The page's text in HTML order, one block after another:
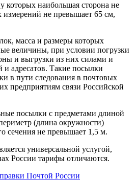
которых наибольшая сторона не
измерений не превышает 65 см,
масса и размеры которых
величины, при условии погрузки
и выгрузки из них силами и
и адресатов. Такие посылки
в пути следования в почтовых
предприятиям связи Российской
посылки с предметами длиной
(длина окружности)
сечения не превышает 1,5 м.
универсальной услугой,
России тарифы отличаются.
Почтой России